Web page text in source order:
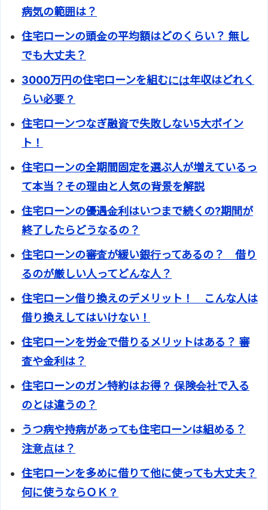
病気の範囲は？
住宅ローンの頭金の平均額はどのくらい？ 無し
でも大丈夫？
3000万円の住宅ローンを組むには年収はどれく
らい必要？
住宅ローンつなぎ融資で失敗しない5大ポイン
ト！
住宅ローンの全期間固定を選ぶ人が増えているっ
て本当？その理由と人気の背景を解説
住宅ローンの優遇金利はいつまで続くの?期間が
終了したらどうなるの？
住宅ローンの審査が緩い銀行ってあるの？ 借り
るのが厳しい人ってどんな人？
住宅ローン借り換えのデメリット！ こんな人は
借り換えしてはいけない！
住宅ローンを労金で借りるメリットはある？ 審
査や金利は？
住宅ローンのガン特約はお得？ 保険会社で入る
のとは違うの？
うつ病や持病があっても住宅ローンは組める？
注意点は？
住宅ローンを多めに借りて他に使っても大丈夫？
何に使うならＯＫ？